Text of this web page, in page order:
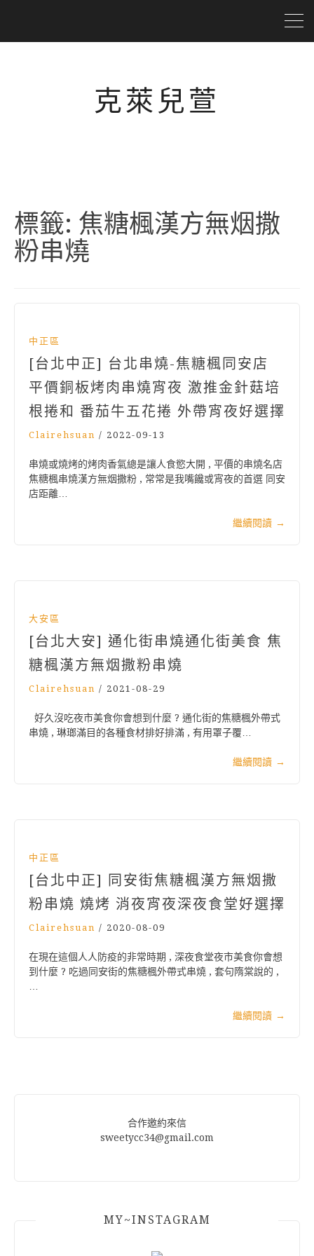
克萊兒萱
標籤: 焦糖楓漢方無烟撒
粉串燒
中正區
[台北中正] 台北串燒-焦糖楓同安店
平價銅板烤肉串燒宵夜 激推金針菇培
根捲和 番茄牛五花捲 外帶宵夜好選擇
Clairehsuan / 2022-09-13
串燒或燒烤的烤肉香氣總是讓人食慾大開 , 平價的串燒名店
焦糖楓串燒漢方無烟撒粉 , 常常是我嘴饞或宵夜的首選 同安
店距離…
繼續閱讀 →
大安區
[台北大安] 通化街串燒通化街美食 焦
糖楓漢方無烟撒粉串燒
Clairehsuan / 2021-08-29
好久沒吃夜市美食你會想到什麼 ? 通化街的焦糖楓外帶式
串燒 , 琳瑯滿目的各種食材排好排滿 , 有用罩子覆…
繼續閱讀 →
中正區
[台北中正] 同安街焦糖楓漢方無烟撒
粉串燒 燒烤 消夜宵夜深夜食堂好選擇
Clairehsuan / 2020-08-09
在現在這個人人防疫的非常時期 , 深夜食堂夜市美食你會想
到什麼 ? 吃過同安街的焦糖楓外帶式串燒 , 套句隋棠說的 ,
繼續閱讀 →
合作邀約來信
sweetycc34@gmail.com
MY~INSTAGRAM